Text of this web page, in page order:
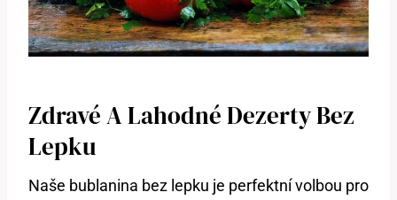
Zdravé A Lahodné Dezerty Bez
Lepku
Naše bublanina bez lepku je perfektní volbou pro